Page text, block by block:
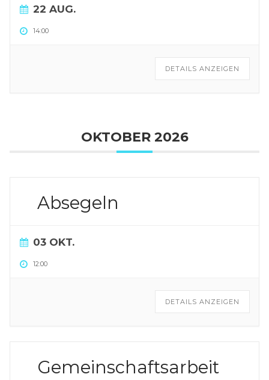
22 AUG.
14:00
DETAILS ANZEIGEN
OKTOBER 2026
Absegeln
03 OKT.
12:00
DETAILS ANZEIGEN
Gemeinschaftsarbeit